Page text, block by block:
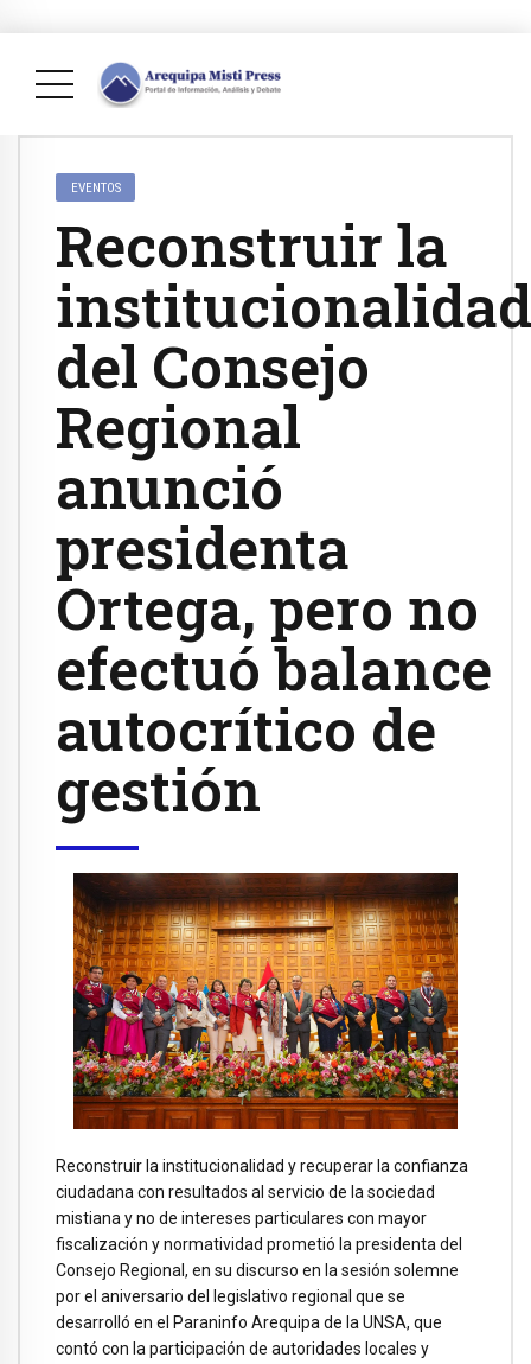
EVENTOS
Reconstruir la
institucionalidad
del Consejo
Regional
anunció
presidenta
Ortega, pero no
efectuó balance
autocrítico de
gestión
Reconstruir la institucionalidad y recuperar la confianza
ciudadana con resultados al servicio de la sociedad
mistiana y no de intereses particulares con mayor
fiscalización y normatividad prometió la presidenta del
Consejo Regional, en su discurso en la sesión solemne
por el aniversario del legislativo regional que se
desarrolló en el Paraninfo Arequipa de la UNSA, que
contó con la participación de autoridades locales y